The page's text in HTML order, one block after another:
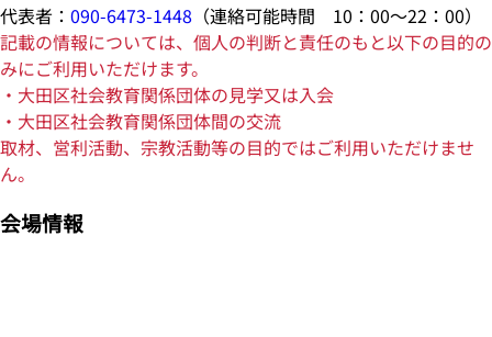
代表者： 090-6473-1448 （連絡可能時間 10：00～22：00）
記載の情報については、個人の判断と責任のもと以下の目的の
みにご利用いただけます。
・大田区社会教育関係団体の見学又は入会
・大田区社会教育関係団体間の交流
取材、営利活動、宗教活動等の目的ではご利用いただけませ
ん。
会場情報